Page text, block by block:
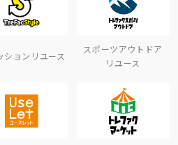
ションリユース
スポーツアウトドア
リユース